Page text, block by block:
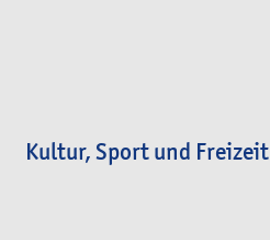
Kultur, Sport und Freizeit